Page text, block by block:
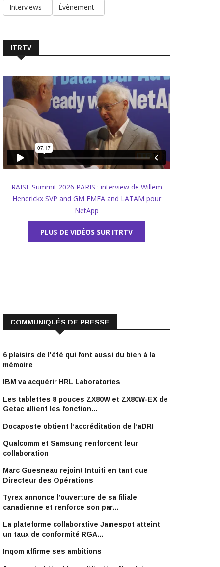
Interviews
Évènement
ITRTV
RAISE Summit 2026 PARIS : interview de Willem
Hendrickx SVP and GM EMEA and LATAM pour
NetApp
PLUS DE VIDÉOS SUR ITRTV
COMMUNIQUÉS DE PRESSE
6 plaisirs de l'été qui font aussi du bien à la
mémoire
IBM va acquérir HRL Laboratories
Les tablettes 8 pouces ZX80W et ZX80W-EX de
Getac allient les fonction...
Docaposte obtient l’accréditation de l’aDRI
Qualcomm et Samsung renforcent leur
collaboration
Marc Guesneau rejoint Intuiti en tant que
Directeur des Opérations
Tyrex annonce l’ouverture de sa filiale
canadienne et renforce son par...
La plateforme collaborative Jamespot atteint
un taux de conformité RGA...
Inqom affirme ses ambitions